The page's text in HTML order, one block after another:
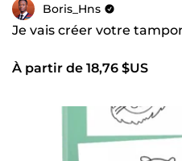
Boris_Hns
Je vais créer votre
À partir de 18,76 $US